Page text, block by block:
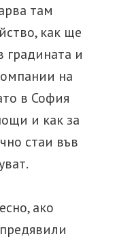
там
как ще
градината и
на
в София
и как за
стаи във
ако